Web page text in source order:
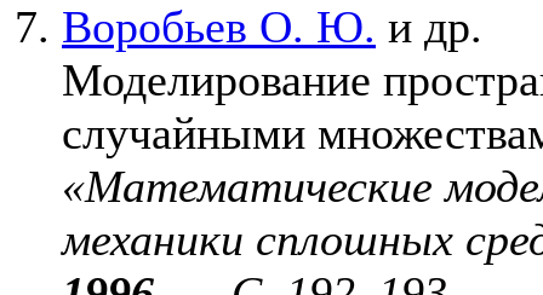
Воробьев О. Ю. и др.
Моделирование
случайными
«Математические
механики сплошных